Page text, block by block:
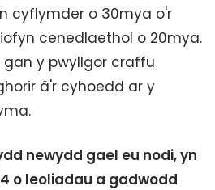
cyflymder o 30mya o'r
cenedlaethol o 20mya.
y pwyllgor craffu
â'r cyhoedd ar y
newydd gael eu nodi, yn
o leoliadau a gadwodd